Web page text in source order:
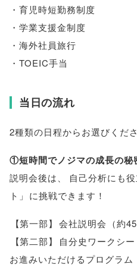
・育児時短勤務制度
・学業支援金制度
・海外社員旅行
・TOEIC手当
当日の流れ
2種類の日程からお選びくだ
①短時間でノジマの成長の秘
説明会後は、 自己分析にも
ト 」 に挑戦できます！
【第一部】 会社説明会 （約
【第二部】 自分史ワークシー
お進みいただけるプログラム